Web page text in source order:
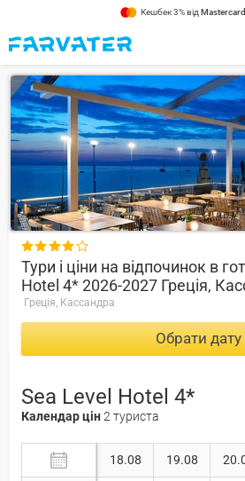
Кешбек 3% від Mastercard

Тури і ціни на відпочинок в
Hotel 4* 2026-2027 Греція,
Греція, Кассандра
Обрати дату
Sea Level Hotel 4*
Календар цін2 туриста
18.08 19.08